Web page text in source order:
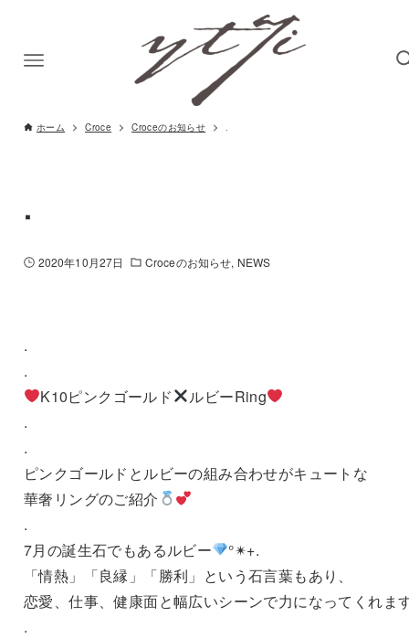
ホーム Croce Croceのお知らせ .
.
2020年10月27日 Croceのお知らせ NEWS
.
.
K10ピンクゴールド
ルビーRing
.
.
ピンクゴールドとルビーの組み合わせがキュートな
華奢リングのご紹介
.
7月の誕生石でもあるルビー
°✴︎+.
「情熱」「良縁」「勝利」という石言葉もあり、
恋愛、仕事、健康面と幅広いシーンで力になってくれま
.